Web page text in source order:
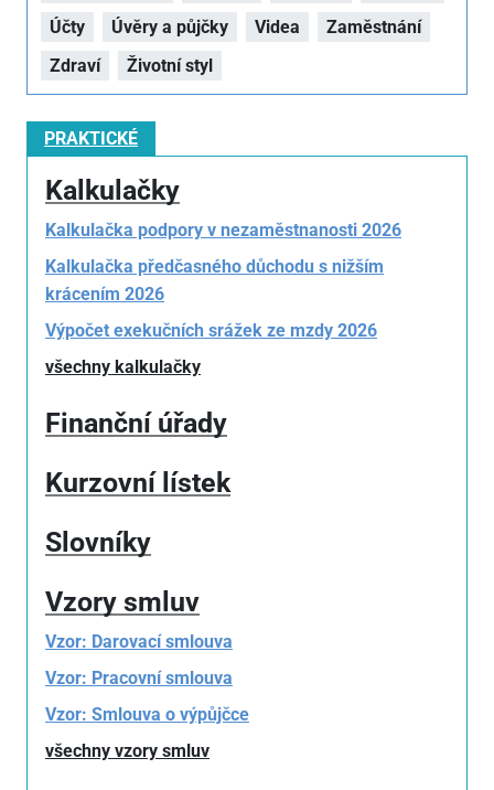
Účty
Úvěry a půjčky Videa
Zaměstnání
Zdraví
Životní styl
PRAKTICKÉ
Kalkulačky
Kalkulačka podpory v nezaměstnanosti 2026
Kalkulačka předčasného důchodu s nižším
krácením 2026
Výpočet exekučních srážek ze mzdy 2026
všechny kalkulačky
Finanční úřady
Kurzovní lístek
Slovníky
Vzory smluv
Vzor: Darovací smlouva
Vzor: Pracovní smlouva
Vzor: Smlouva o výpůjčce
všechny vzory smluv